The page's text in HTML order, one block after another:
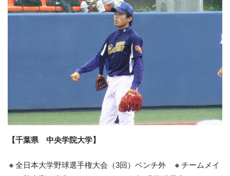
【千葉県 中央学院大学】
🔸全日本大学野球選手権大会（3回）ベンチ外 🔸チームメイ